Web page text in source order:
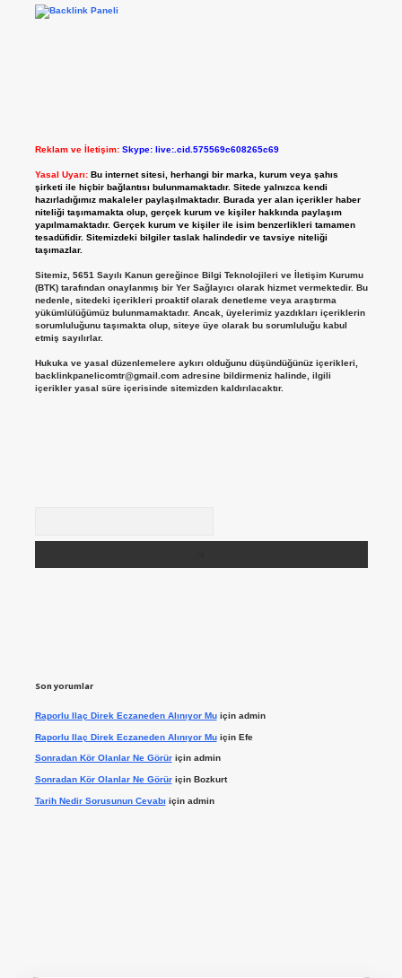
Reklam ve İletişim: Skype: live:.cid.575569c608265c69
Yasal Uyarı: Bu internet sitesi, herhangi bir marka, kurum veya şahıs
şirketi ile hiçbir bağlantısı bulunmamaktadır. Sitede yalnızca kendi
hazırladığımız makaleler paylaşılmaktadır. Burada yer alan içerikler haber
niteliği taşımamakta olup, gerçek kurum ve kişiler hakkında paylaşım
yapılmamaktadır. Gerçek kurum ve kişiler ile isim benzerlikleri tamamen
tesadüfidir. Sitemizdeki bilgiler taslak halindedir ve tavsiye niteliği
taşımazlar.
Sitemiz, 5651 Sayılı Kanun gereğince Bilgi Teknolojileri ve İletişim Kurumu
(BTK) tarafından onaylanmış bir Yer Sağlayıcı olarak hizmet vermektedir. Bu
nedenle, sitedeki içerikleri proaktif olarak denetleme veya araştırma
yükümlülüğümüz bulunmamaktadır. Ancak, üyelerimiz yazdıkları içeriklerin
sorumluluğunu taşımakta olup, siteye üye olarak bu sorumluluğu kabul
etmiş sayılırlar.
Hukuka ve yasal düzenlemelere aykırı olduğunu düşündüğünüz içerikleri,
backlinkpanelicomtr@gmail.comadresine bildirmeniz halinde, ilgili
içerikler yasal süre içerisinde sitemizden kaldırılacaktır.
Son yorumlar
Raporlu Ilaç Direk Eczaneden Alınıyor Muiçin admin
Raporlu Ilaç Direk Eczaneden Alınıyor Muiçin Efe
Sonradan Kör Olanlar Ne Görüriçin admin
Sonradan Kör Olanlar Ne Görüriçin Bozkurt
Tarih Nedir Sorusunun Cevabı için admin